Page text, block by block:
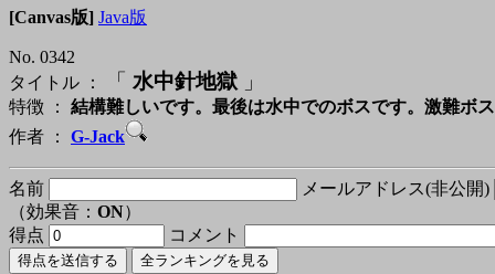
[Canvas版] Java版
No. 0342
タイトル ：
「 水中針地獄 」
特徴 ： 結構難しいです。最後は水中でのボスです。激難ボ
作者 ： G-Jack
名前
メールアドレス(非公開)
（効果音： ON）
得点
コメント